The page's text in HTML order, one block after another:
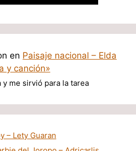
en Paisaje nacional – Elda
y canción»
y me sirvió para la tarea
– Lety Guaran